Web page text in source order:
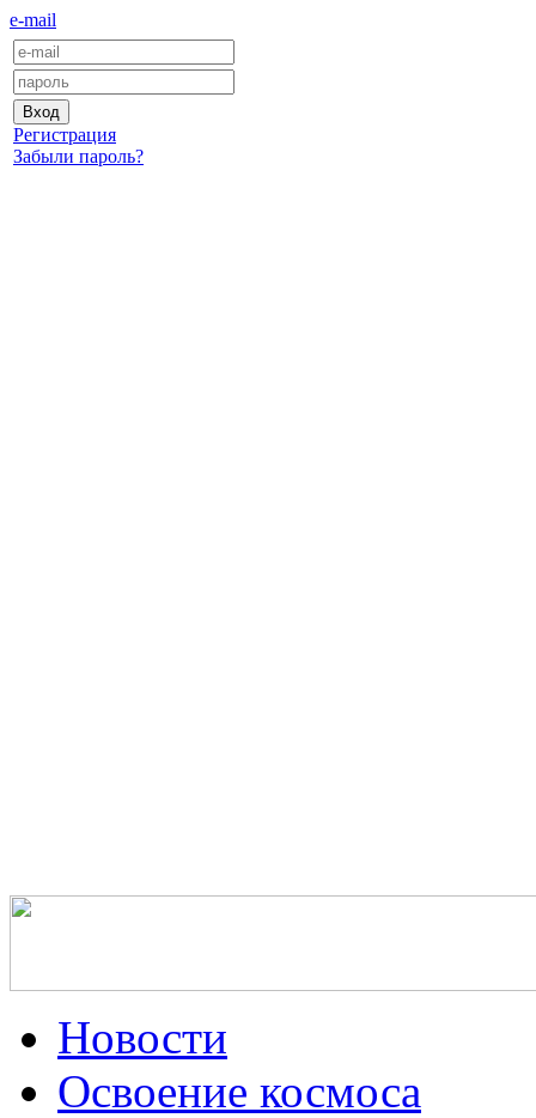
e-mail
Регистрация
Забыли пароль?
Новости
Освоение космоса